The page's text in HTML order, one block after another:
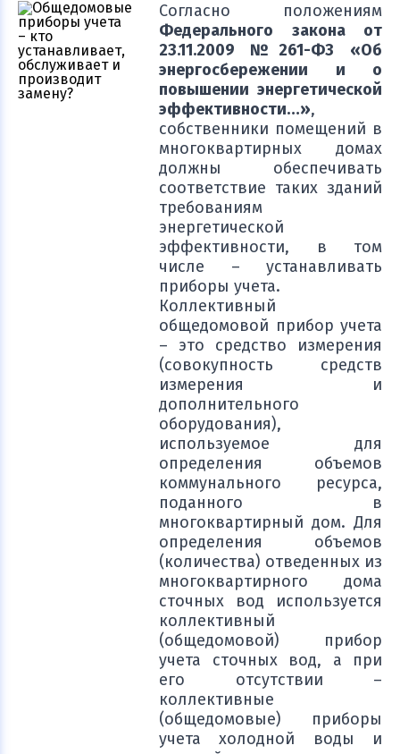
Согласно положениям
Федерального закона от
23.11.2009 №261-ФЗ
«Об
энергосбережении и о
повышении энергетической
эффективности…»,
собственники помещений в
многоквартирных домах
должны обеспечивать
соответствие таких зданий
требованиям
энергетической
эффективности, в том
числе – устанавливать
приборы учета.
Коллективный
общедомовой прибор учета
– это средство измерения
(совокупность средств
измерения и
дополнительного
оборудования),
используемое для
определения объемов
коммунального ресурса,
поданного в
многоквартирный дом. Для
определения объемов
(количества) отведенных из
многоквартирного дома
сточных вод используется
коллективный
(общедомовой) прибор
учета сточных вод, а при
его отсутствии –
коллективные
(общедомовые) приборы
учета холодной воды и